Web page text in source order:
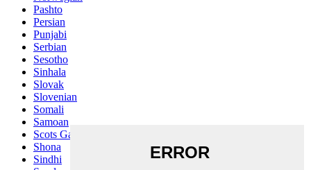
Pashto
Persian
Punjabi
Serbian
Sesotho
Sinhala
Slovak
Slovenian
Somali
Samoan
Scots Gaelic
Shona
Sindhi